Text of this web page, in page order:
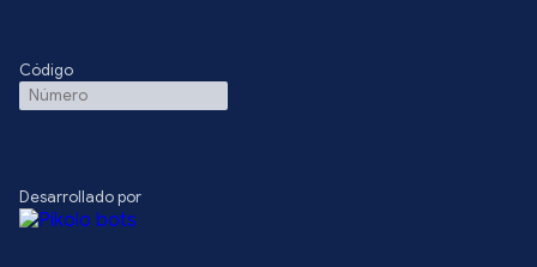
Código
Desarrollado por